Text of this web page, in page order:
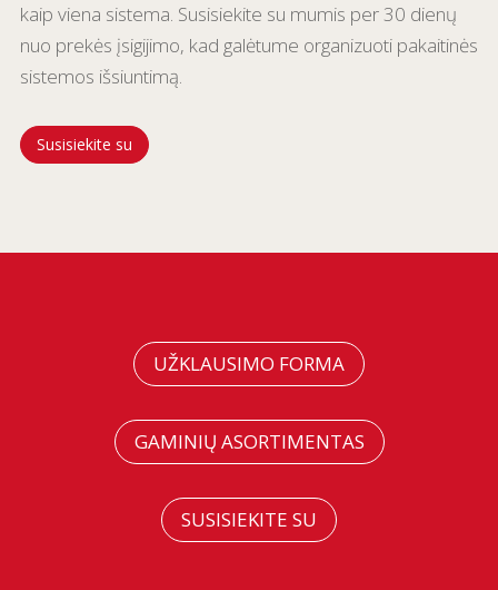
kaip viena sistema. Susisiekite su mumis per 30 dienų
nuo prekės įsigijimo, kad galėtume organizuoti pakaitinės
sistemos išsiuntimą.
Susisiekite su
UŽKLAUSIMO FORMA
GAMINIŲ ASORTIMENTAS
SUSISIEKITE SU